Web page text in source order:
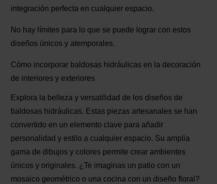
integración perfecta en cualquier espacio.
No hay límites para lo que se puede lograr con estos
diseños únicos y atemporales.
Cómo incorporar baldosas hidráulicas en la decoración
de interiores y exteriores
Explora la belleza y versatilidad de los diseños de
baldosas hidráulicas. Estas piezas artesanales se han
convertido en un elemento clave para añadir
personalidad y estilo a cualquier espacio. Su amplia
gama de dibujos y colores permite crear ambientes
únicos y originales. ¿Te imaginas un patio con un
mosaico geométrico o una cocina con un diseño floral?